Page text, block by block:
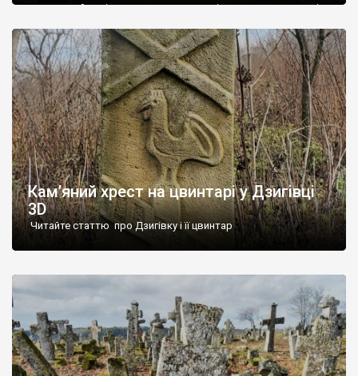
радянський період у ньому спочатку містилася школа, потім
століття тут розмістили туберкульозну лікарню. Коли із
палацу виїхала лікарня – ми точно не […]
Кам’яний хрест на цвинтарі у Дзигівці
3D
Читайте статтю про Дзигівку і її цвинтар